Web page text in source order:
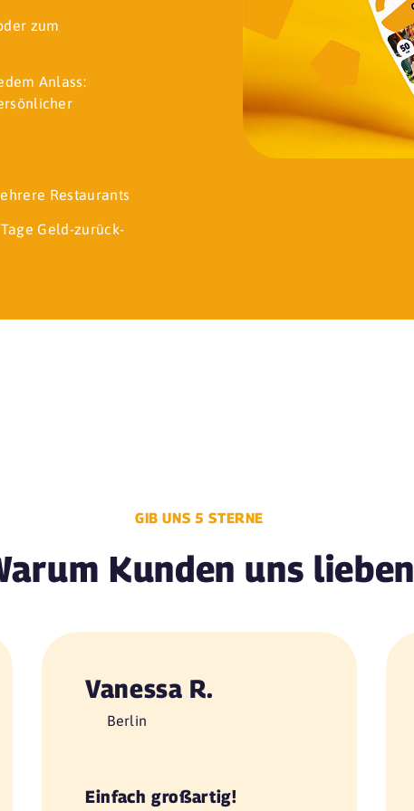
zum
Anlass:
Restaurants
Geld-zurück-
GIB UNS 5 STERNE
Kunden uns lieben
Vanessa R.
Berlin
Einfach großartig!